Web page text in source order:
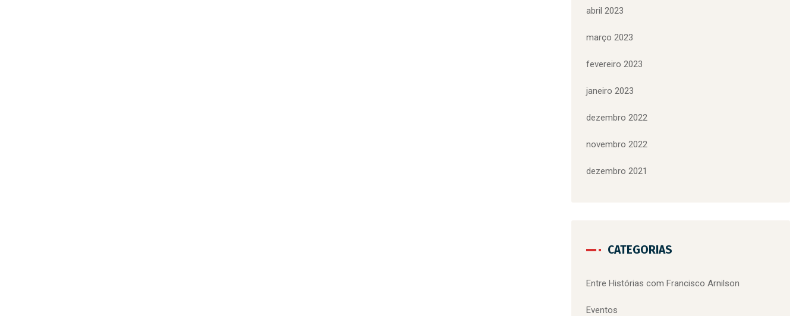
abril 2023
março 2023
fevereiro 2023
janeiro 2023
dezembro 2022
novembro 2022
dezembro 2021
CATEGORIAS
Entre Histórias com Francisco Arnilson
Eventos